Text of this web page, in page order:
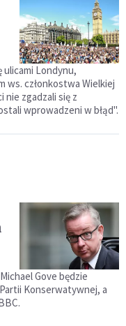
Londynu,
członkostwa Wielkiej
nie zgadzali się z
wprowadzeni w błąd".
Gove będzie
Konserwatywnej, a